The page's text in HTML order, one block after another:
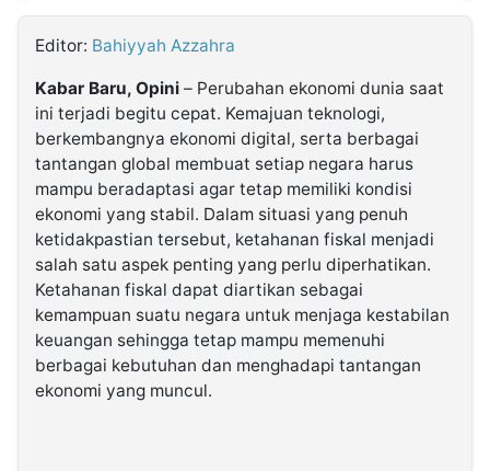
Kabarbaru.co
2026
Kabarbaru
Media
Holding
Editor: Bahiyyah Azzahra
Kabar Baru, Opini – Perubahan ekonomi dunia saat
ini terjadi begitu cepat. Kemajuan teknologi,
berkembangnya ekonomi digital, serta berbagai
tantangan global membuat setiap negara harus
mampu beradaptasi agar tetap memiliki kondisi
ekonomi yang stabil. Dalam situasi yang penuh
ketidakpastian tersebut, ketahanan fiskal menjadi
salah satu aspek penting yang perlu diperhatikan.
Ketahanan fiskal dapat diartikan sebagai
kemampuan suatu negara untuk menjaga kestabilan
keuangan sehingga tetap mampu memenuhi
berbagai kebutuhan dan menghadapi tantangan
ekonomi yang muncul.